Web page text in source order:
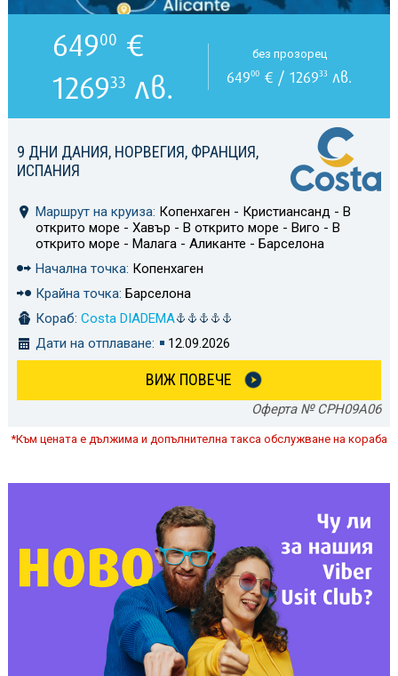
9 ДНИ ДАНИЯ, НОРВЕГИЯ, ФРАНЦИЯ,
ИСПАНИЯ
Маршрут на круиза: Копенхаген - Кристиансанд - В
открито море - Хавър - В открито море - Виго - В
открито море - Малага - Аликанте - Барселона
Начална точка: Копенхаген
Крайна точка: Барселона
Кораб: Costa DIADEMA
Дати на отплаване:
12.09.2026
ВИЖ ПОВЕЧЕ
Оферта № CPH09A06
64900 €
126933 лв.
без прозорец
64900 € / 126933 лв.
*Към цената е дължима и допълнителна такса обслужване на кораба